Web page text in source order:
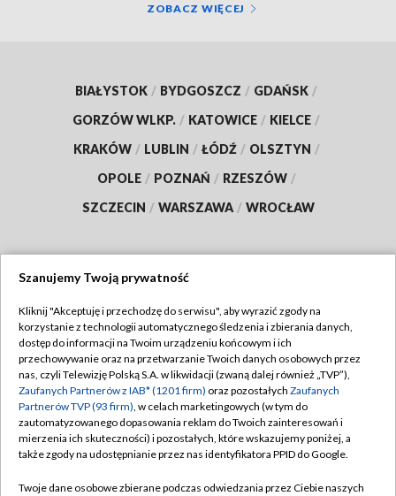
ZOBACZ WIĘCEJ
BIAŁYSTOK / BYDGOSZCZ / GDAŃSK /
GORZÓW WLKP. / KATOWICE / KIELCE /
KRAKÓW / LUBLIN / ŁÓDŹ / OLSZTYN /
OPOLE / POZNAŃ / RZESZÓW /
SZCZECIN / WARSZAWA / WROCŁAW
TVP
Abonament TVP
Emisja w TVP
Centrum informacji TVP
Naziemna Telewizja Cyfrowa
Regulamin TVP
Polityka prywatności
Moje zgody
Pomoc
Szanujemy Twoją prywatność
Kliknij "Akceptuję i przechodzę do serwisu", aby wyrazić zgody na
korzystanie z technologii automatycznego śledzenia i zbierania danych,
dostęp do informacji na Twoim urządzeniu końcowym i ich
przechowywanie oraz na przetwarzanie Twoich danych osobowych przez
nas, czyli Telewizję Polską S.A. w likwidacji (zwaną dalej również „TVP”),
Zaufanych Partnerów z IAB* (1201 firm) oraz pozostałych Zaufanych
Partnerów TVP (93 firm), w celach marketingowych (w tym do
zautomatyzowanego dopasowania reklam do Twoich zainteresowań i
mierzenia ich skuteczności) i pozostałych, które wskazujemy poniżej, a
także zgody na udostępnianie przez nas identyfikatora PPID do Google.
Twoje dane osobowe zbierane podczas odwiedzania przez Ciebie naszych